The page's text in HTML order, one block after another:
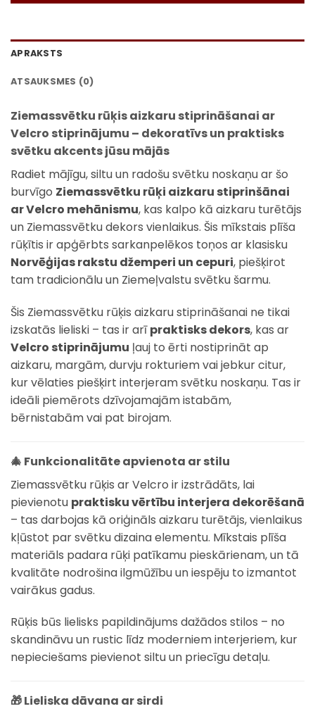
APRAKSTS
ATSAUKSMES (0)
Ziemassvētku rūķis aizkaru stiprināšanai ar
Velcro stiprinājumu – dekoratīvs un praktisks
svētku akcents jūsu mājās
Radiet mājīgu, siltu un radošu svētku noskaņu ar šo
burvīgo Ziemassvētku rūķi aizkaru stiprinšānai
ar Velcro mehānismu, kas kalpo kā aizkaru turētājs
un Ziemassvētku dekors vienlaikus. Šis mīkstais plīša
rūķītis ir apģērbts sarkanpelēkos toņos ar klasisku
Norvēģijas rakstu džemperi un cepuri, piešķirot
tam tradicionālu un Ziemeļvalstu svētku šarmu.
Šis Ziemassvētku rūķis aizkaru stiprināšanai ne tikai
izskatās lieliski – tas ir arīpraktisks dekors, kas ar
Velcro stiprinājumu ļauj to ērti nostiprināt ap
aizkaru, margām, durvju rokturiem vai jebkur citur,
kur vēlaties piešķirt interjeram svētku noskaņu. Tas ir
ideāli piemērots dzīvojamajām istabām,
bērnistabām vai pat birojam.
🎄 Funkcionalitāte apvienota ar stilu
Ziemassvētku rūķis ar Velcro ir izstrādāts, lai
pievienotu praktisku vērtību interjera dekorēšanā
– tas darbojas kā oriģināls aizkaru turētājs, vienlaikus
kļūstot par svētku dizaina elementu. Mīkstais plīša
materiāls padara rūķi patīkamu pieskārienam, un tā
kvalitāte nodrošina ilgmūžību un iespēju to izmantot
vairākus gadus.
Rūķis būs lielisks papildinājums dažādos stilos – no
skandināvu un rustic līdz moderniem interjeriem, kur
nepieciešams pievienot siltu un priecīgu detaļu.
🎁 Lieliska dāvana ar sirdi